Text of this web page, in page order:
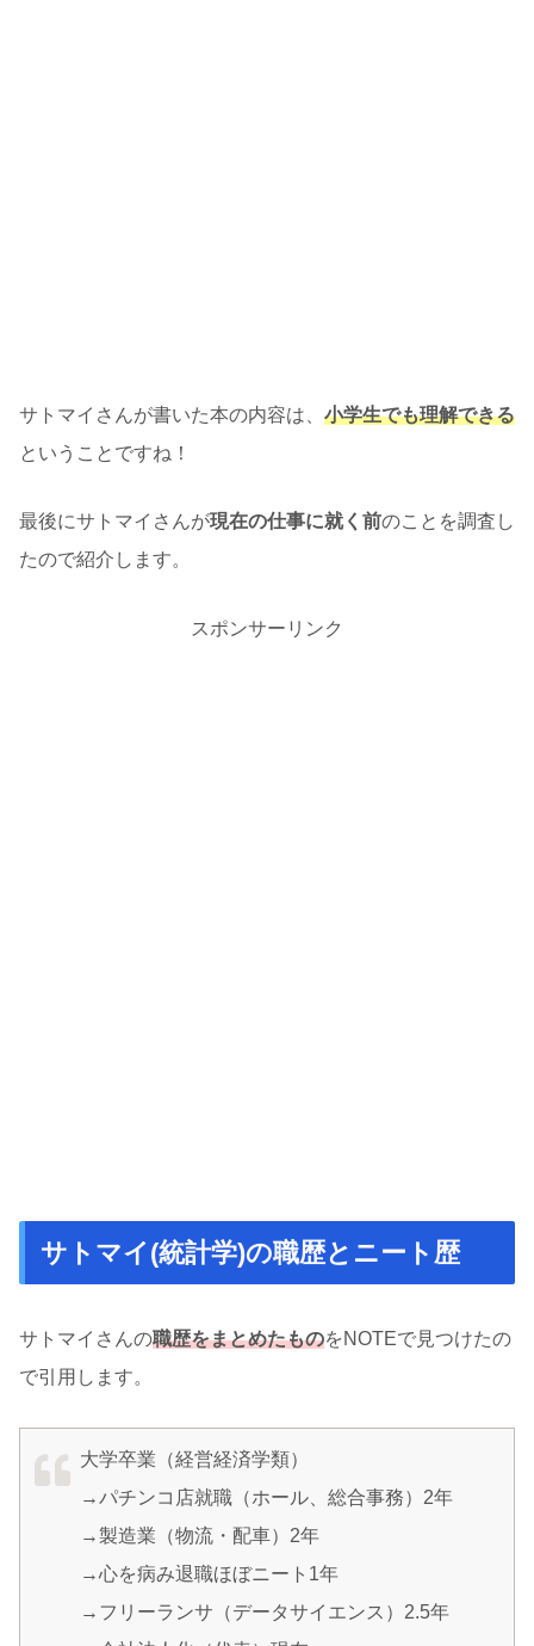
サトマイさんが書いた本の内容は、 小学生でも理解できる
ということですね！
最後にサトマイさんが現在の仕事に就く前のことを調査し
たので紹介します。
スポンサーリンク
サトマイ(統計学)の職歴とニート歴
サトマイさんの職歴をまとめたものをNOTEで見つけたの
で引用します。
大学卒業（経営経済学類）
→パチンコ店就職（ホール、総合事務）2年
→製造業（物流・配車）2年
→心を病み退職ほぼニート1年
→フリーランサ（データサイエンス）2.5年